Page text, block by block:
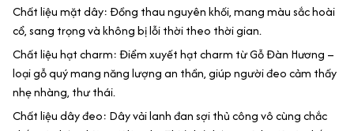
Chất liệu mặt dây: Đồng thau nguyên khối, mang màu sắc hoài
cổ, sang trọng và không bị lỗi thời theo thời gian.
Chất liệu hạt charm: Điểm xuyết hạt charm từ Gỗ Đàn Hương –
loại gỗ quý mang năng lượng an thần, giúp người đeo cảm thấy
nhẹ nhàng, thư thái.
Chất liệu dây đeo: Dây vải lanh đan sợi thủ công vô cùng chắc